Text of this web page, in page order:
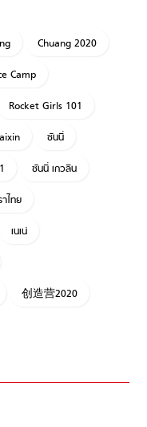
Chuang 2020
Camp
Rocket Girls 101
ซันนี่
ซันนี่ เกวลิน
ไทย
เนเน่
创造营2020